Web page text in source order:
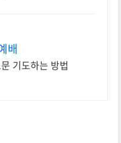
배
기도하는 방법